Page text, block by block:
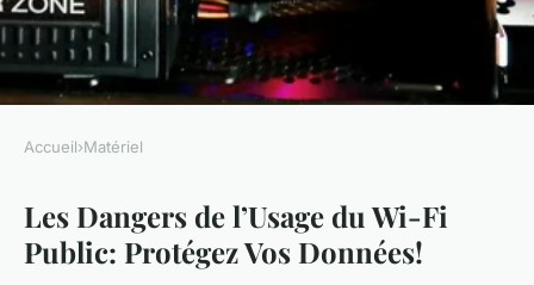
Les dangers de l'usage du Wi-
Fi public
Accueil›Matériel
Les Dangers de l’Usage du Wi-Fi
Public: Protégez Vos Données!